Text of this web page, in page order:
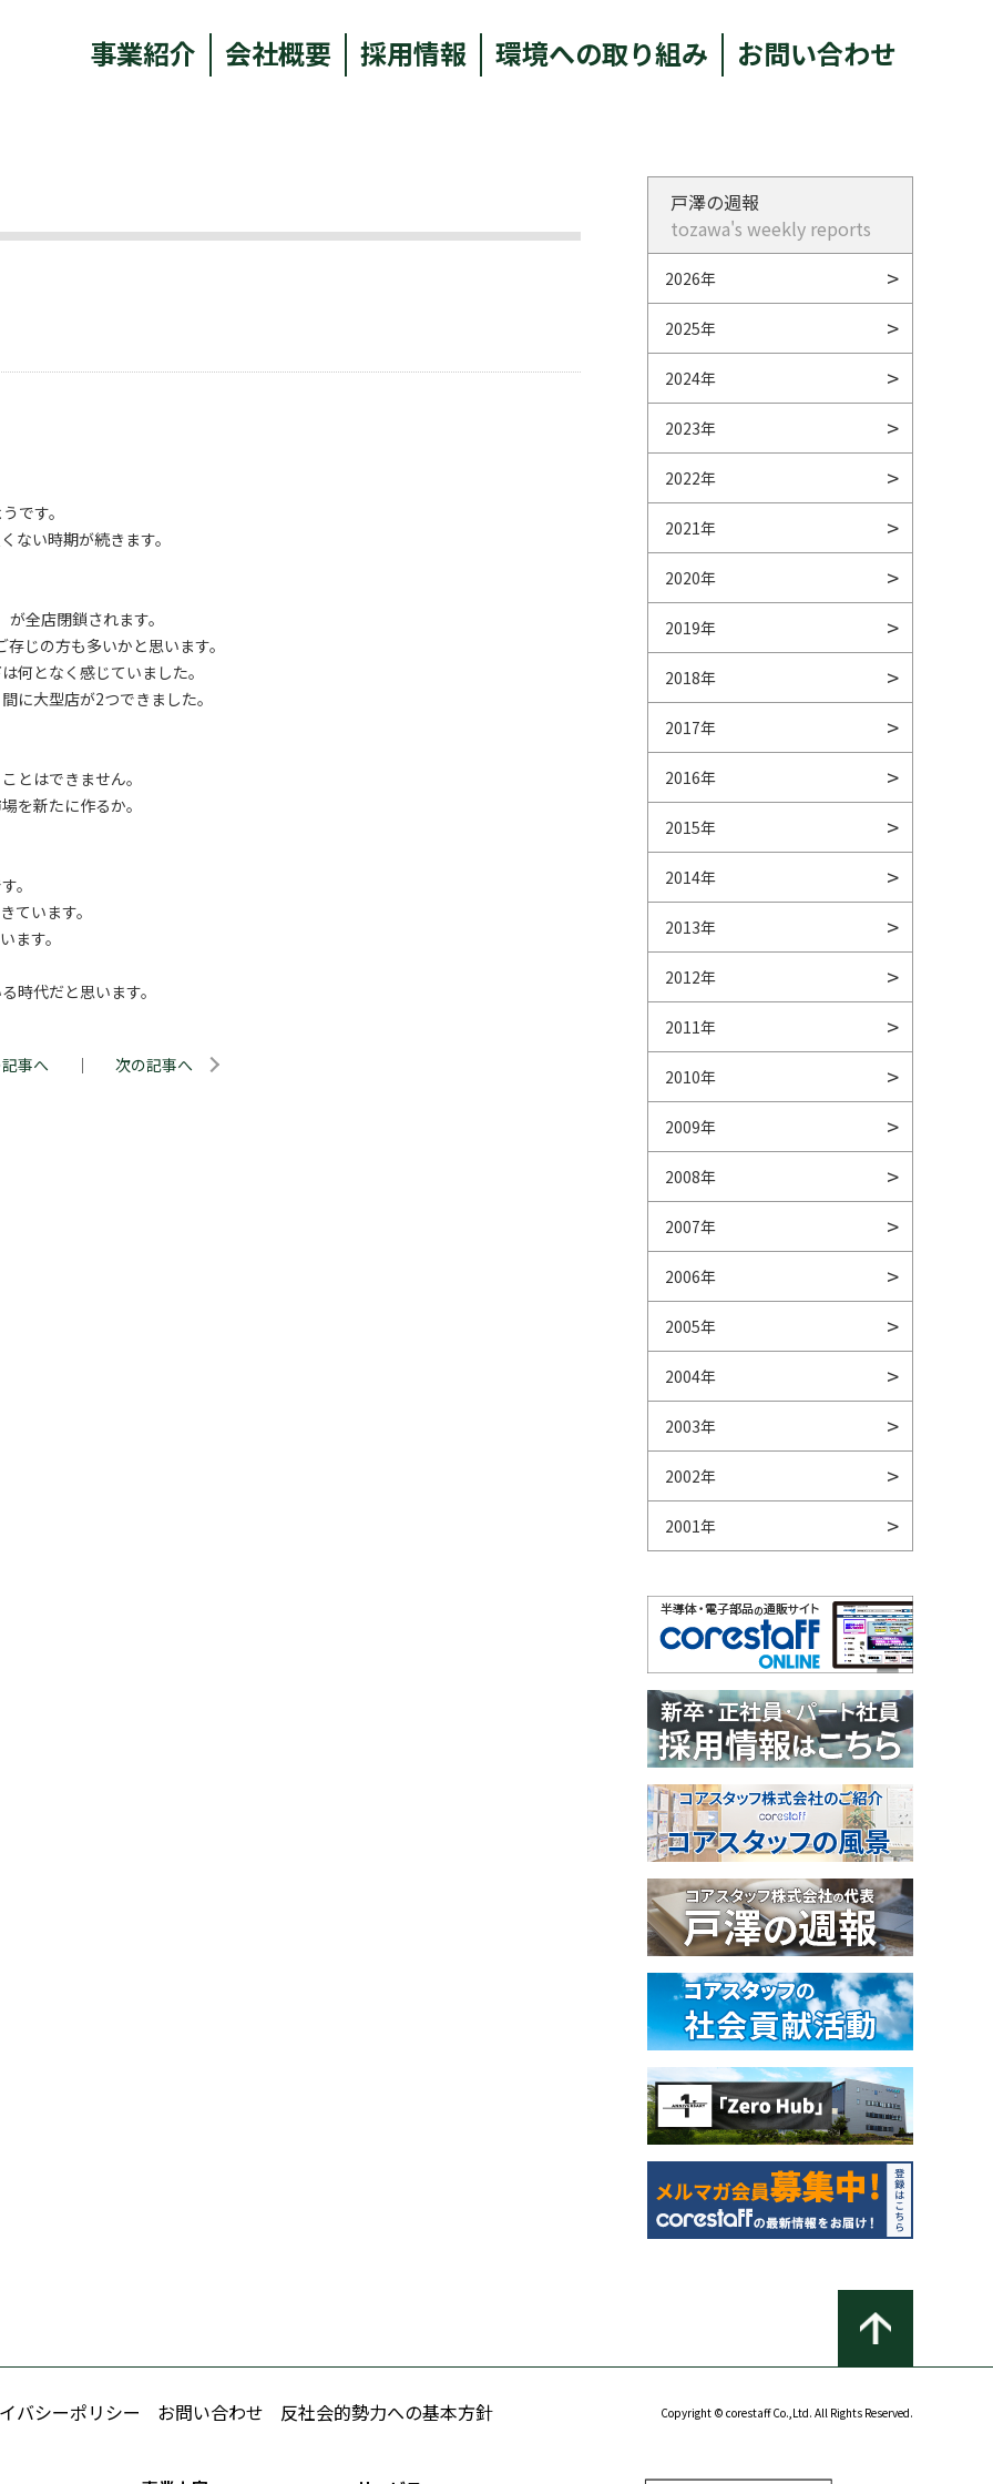
事業紹介 会社概要 採用情報 環境への取り組み お問い合わせ
です。
ない時期が続きます。
全店閉鎖されます。
じの方も多いかと思います。
何となく感じていました。
に大型店が2つできました。
とはできません。
を新たに作るか。
。
ています。
ます。
時代だと思います。
事へ ｜ 次の記事へ
戸澤の週報
tozawa's weekly reports
2026年
2025年
2024年
2023年
2022年
2021年
2020年
2019年
2018年
2017年
2016年
2015年
2014年
2013年
2012年
2011年
2010年
2009年
2008年
2007年
2006年
2005年
2004年
2003年
2002年
2001年
バシーポリシー お問い合わせ 反社会的勢力への基本方針 Copyright © corestaff Co.,Ltd. All Rights Reserved.